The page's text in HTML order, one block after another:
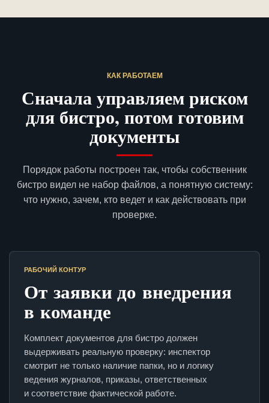
КАК РАБОТАЕМ
Сначала управляем риском
для бистро, потом готовим
документы
Порядок работы построен так, чтобы собственник
бистро видел не набор файлов, а понятную систему:
что нужно, зачем, кто ведет и как действовать при
проверке.
РАБОЧИЙ КОНТУР
От заявки до внедрения
в команде
Комплект документов для бистро должен
выдерживать реальную проверку: инспектор
смотрит не только наличие папки, но и логику
ведения журналов, приказы, ответственных
и соответствие фактической работе.